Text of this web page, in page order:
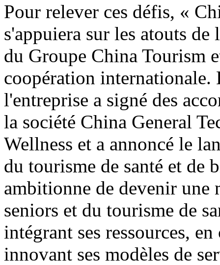
Pour relever ces défis, «
s'appuiera sur les atouts
du Groupe China Tourism
coopération internationale.
l'entreprise a signé des
la société China General
Wellness et a annoncé le
du tourisme de santé et de
ambitionne de devenir une
seniors et du tourisme de
intégrant ses ressources,
innovant ses modèles de